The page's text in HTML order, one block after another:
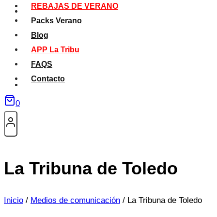
REBAJAS DE VERANO
Packs Verano
Blog
APP La Tribu
FAQS
Contacto
0
La Tribuna de Toledo
Inicio / Medios de comunicación / La Tribuna de Toledo